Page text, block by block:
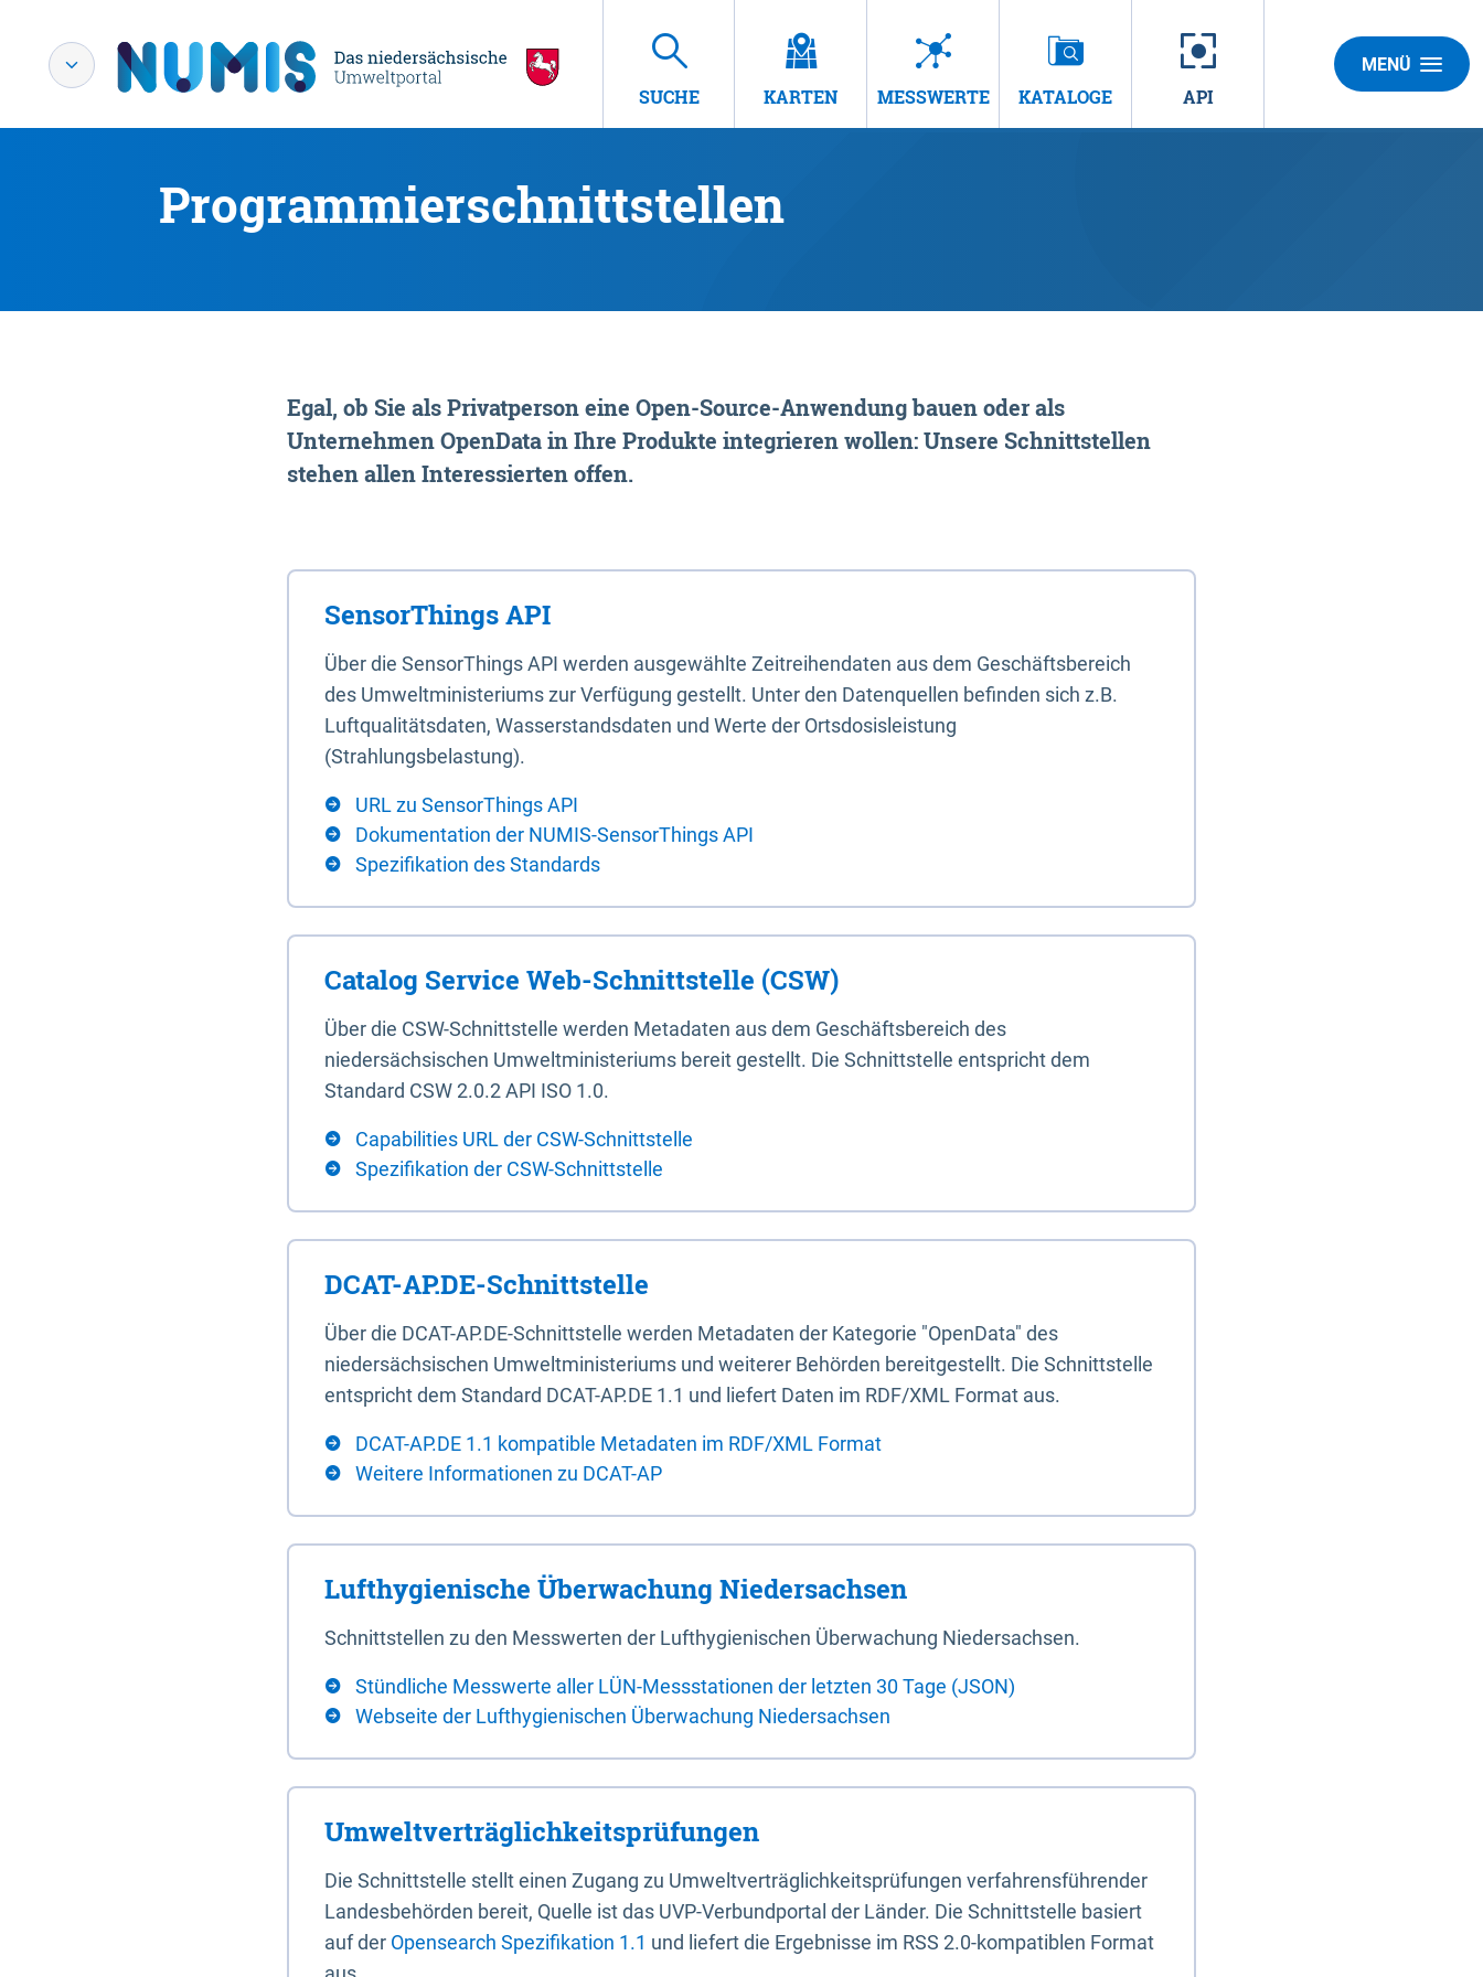
SUCHE KARTEN MESSWERTE KATALOGE API
MENÜ
Programmierschnittstellen
Egal, ob Sie als Privatperson eine Open-Source-Anwendung bauen oder als
Unternehmen OpenData in Ihre Produkte integrieren wollen: Unsere Schnittstellen
stehen allen Interessierten offen.
SensorThings API
Über die SensorThings API werden ausgewählte Zeitreihendaten aus dem Geschäftsbereich
des Umweltministeriums zur Verfügung gestellt. Unter den Datenquellen befinden sich z.B.
Luftqualitätsdaten, Wasserstandsdaten und Werte der Ortsdosisleistung
(Strahlungsbelastung).
URL zu SensorThings API
Dokumentation der NUMIS-SensorThings API
Spezifikation des Standards
Catalog Service Web-Schnittstelle (CSW)
Über die CSW-Schnittstelle werden Metadaten aus dem Geschäftsbereich des
niedersächsischen Umweltministeriums bereit gestellt. Die Schnittstelle entspricht dem
Standard CSW 2.0.2 API ISO 1.0.
Capabilities URL der CSW-Schnittstelle
Spezifikation der CSW-Schnittstelle
DCAT-AP.DE-Schnittstelle
Über die DCAT-AP.DE-Schnittstelle werden Metadaten der Kategorie "OpenData" des
niedersächsischen Umweltministeriums und weiterer Behörden bereitgestellt. Die Schnittstelle
entspricht dem Standard DCAT-AP.DE 1.1 und liefert Daten im RDF/XML Format aus.
DCAT-AP.DE 1.1 kompatible Metadaten im RDF/XML Format
Weitere Informationen zu DCAT-AP
Lufthygienische Überwachung Niedersachsen
Schnittstellen zu den Messwerten der Lufthygienischen Überwachung Niedersachsen.
Stündliche Messwerte aller LÜN-Messstationen der letzten 30 Tage (JSON)
Webseite der Lufthygienischen Überwachung Niedersachsen
Umweltverträglichkeitsprüfungen
Die Schnittstelle stellt einen Zugang zu Umweltverträglichkeitsprüfungen verfahrensführender
Landesbehörden bereit, Quelle ist das UVP-Verbundportal der Länder. Die Schnittstelle basiert
auf der Opensearch Spezifikation 1.1 und liefert die Ergebnisse im RSS 2.0-kompatiblen Format